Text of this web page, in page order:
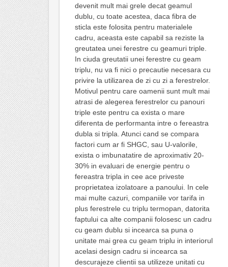
devenit mult mai grele decat geamul
dublu, cu toate acestea, daca fibra de
sticla este folosita pentru materialele
cadru, aceasta este capabil sa reziste la
greutatea unei ferestre cu geamuri triple.
In ciuda greutatii unei ferestre cu geam
triplu, nu va fi nici o precautie necesara cu
privire la utilizarea de zi cu zi a ferestrelor.
Motivul pentru care oamenii sunt mult mai
atrasi de alegerea ferestrelor cu panouri
triple este pentru ca exista o mare
diferenta de performanta intre o fereastra
dubla si tripla. Atunci cand se compara
factori cum ar fi SHGC, sau U-valorile,
exista o imbunatatire de aproximativ 20-
30% in evaluari de energie pentru o
fereastra tripla in cee ace priveste
proprietatea izolatoare a panoului. In cele
mai multe cazuri, companiile vor tarifa in
plus ferestrele cu triplu termopan, datorita
faptului ca alte companii folosesc un cadru
cu geam dublu si incearca sa puna o
unitate mai grea cu geam triplu in interiorul
acelasi design cadru si incearca sa
descurajeze clientii sa utilizeze unitati cu